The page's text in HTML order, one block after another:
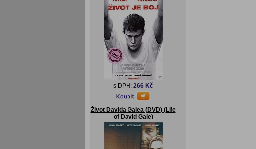
s DPH: 266 Kč
Život Davida Galea (DVD) (Life
of David Gale)